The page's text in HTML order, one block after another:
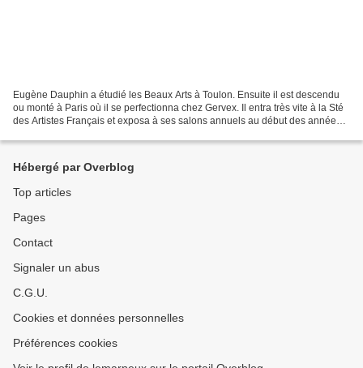
Eugène Dauphin a étudié les Beaux Arts à Toulon. Ensuite il est descendu
ou monté à Paris où il se perfectionna chez Gervex. Il entra très vite à la Sté
des Artistes Français et exposa à ses salons annuels au début des années
Hébergé par Overblog
Top articles
Pages
Contact
Signaler un abus
C.G.U.
Cookies et données personnelles
Préférences cookies